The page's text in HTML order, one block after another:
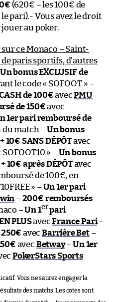
(620€ – les 100€ de
pari).- Vous avez le droit
au poker.
ce Monaco – Saint-
paris sportifs, d’autres
Un bonus EXCLUSIF de
le code « SOFOOT » –
de 100€avecPMU
de 150€avec
1er pari remboursé de
du match –Un bonus
10€ SANS DÉPÔTavec
» –Un bonus
10€ après DÉPÔTavec
de 100€, en
» –Un 1er pari
–200€ remboursés
–Un 1erpari
PLUSavecFrance Pari–
250€ avecBarrière Bet–
avec Betway–Un 1er
PokerStars Sports
Vous ne saurez engager la
des matchs. Les cotes sont